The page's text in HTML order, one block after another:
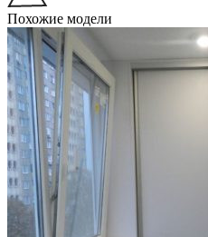
Похожие модели